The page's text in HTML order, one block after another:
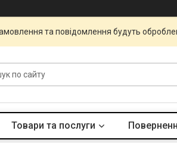
та повідомлення будуть
Товари та послуги